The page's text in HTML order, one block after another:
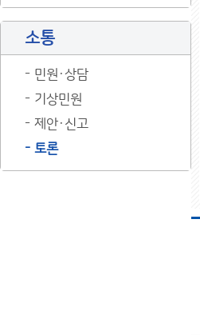
소통
민원·상담
기상민원
제안·신고
토론